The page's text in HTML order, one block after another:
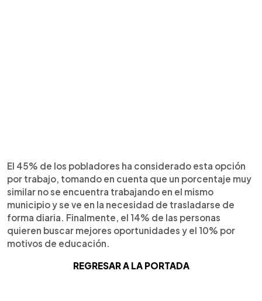
El 45% de los pobladores ha considerado esta opción
por trabajo, tomando en cuenta que un porcentaje muy
similar no se encuentra trabajando en el mismo
municipio y se ve en la necesidad de trasladarse de
forma diaria. Finalmente, el 14% de las personas
quieren buscar mejores oportunidades y el 10% por
motivos de educación.
REGRESAR A LA PORTADA